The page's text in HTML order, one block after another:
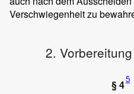
Verschwiegenheit zu
2.
§ 45